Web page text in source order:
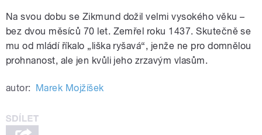
Na svou dobu se Zikmund dožil velmi vysokého věku –
bez dvou měsíců 70 let. Zemřel roku 1437. Skutečně se
mu od mládí říkalo „liška ryšavá“, jenže ne pro domnělou
prohnanost, ale jen kvůli jeho zrzavým vlasům.
autor: Marek Mojžíšek